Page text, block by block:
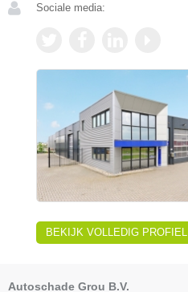
Sociale media:
BEKIJK VOLLEDIG PROFIEL
Autoschade Grou B.V.